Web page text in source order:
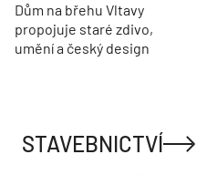
Dům na břehu Vltavy
propojuje staré zdivo,
umění a český design
STAVEBNICTVÍ